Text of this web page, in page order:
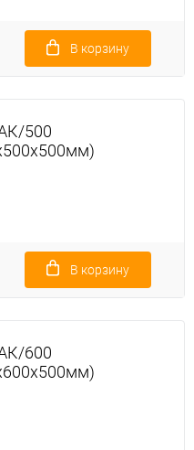
В корзину
500
В корзину
600